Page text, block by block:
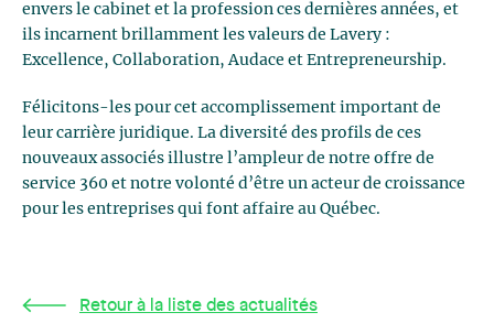
envers le cabinet et la profession ces dernières années, et
ils incarnent brillamment les valeurs de Lavery :
Excellence, Collaboration, Audace et Entrepreneurship.
Félicitons-les pour cet accomplissement important de
leur carrière juridique. La diversité des profils de ces
nouveaux associés illustre l’ampleur de notre offre de
service 360 et notre volonté d’être un acteur de croissance
pour les entreprises qui font affaire au Québec.
Retour à la liste des actualités